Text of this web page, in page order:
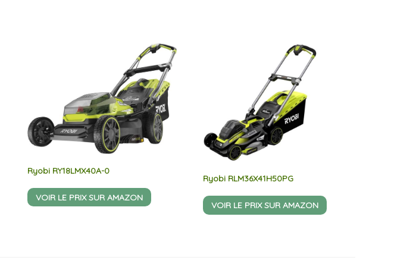
Ryobi RY18LMX40A-0
VOIR LE PRIX SUR AMAZON
Ryobi RLM36X41H50PG
VOIR LE PRIX SUR AMAZON